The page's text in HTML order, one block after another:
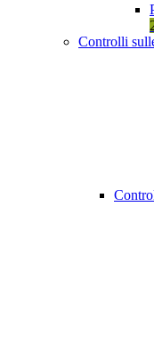
Controlli